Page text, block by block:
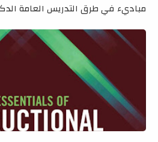
مباديء في طرق التدريس العامة